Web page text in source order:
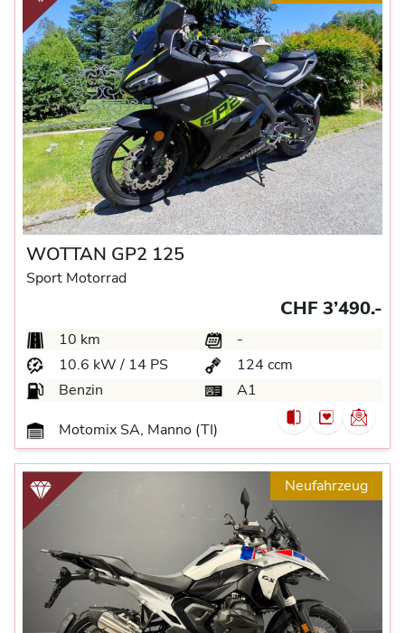
WOTTAN GP2 125
Sport Motorrad
CHF 3’490.-
10 km
-
10.6 kW / 14 PS
124 ccm
Benzin
A1
Motomix SA, Manno (TI)
Neufahrzeug